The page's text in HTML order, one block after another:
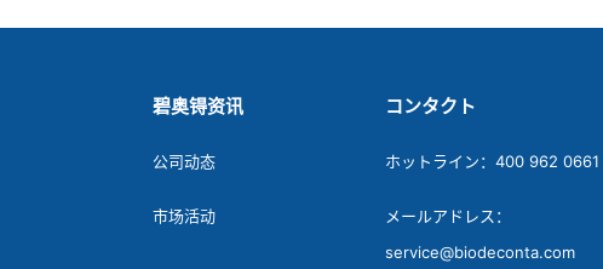
碧奥锝资讯
公司动态
市场活动
コンタクト
ホットライン：400 962 0661
メールアドレス：
service@biodeconta.com